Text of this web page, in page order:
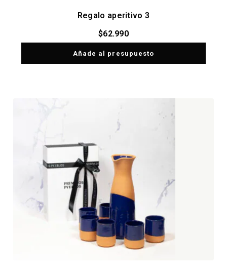
Regalo aperitivo 3
$62.990
Añade al presupuesto